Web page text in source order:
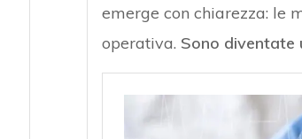
emerge con chiarezza: le
operativa. Sono diventate